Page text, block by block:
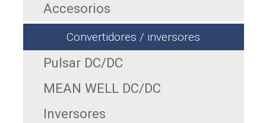
Accesorios
Convertidores / inversores
Pulsar DC/DC
MEAN WELL DC/DC
Inversores